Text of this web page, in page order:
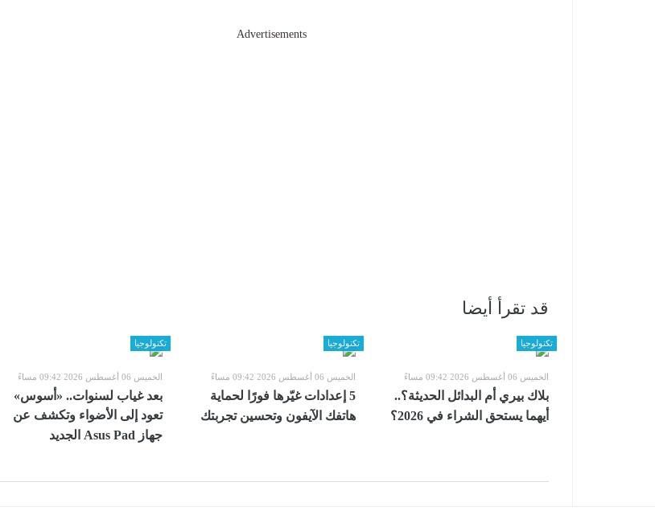
Advertisements
قد تقرأ أيضا
تكنولوجيا
الخميس 06 أغسطس 2026 09:42 مساءً
بلاك بيري أم البدائل الحديثة؟..
أيهما يستحق الشراء في 2026؟
تكنولوجيا
الخميس 06 أغسطس 2026 09:42 مساءً
5 إعدادات غيّرها فورًا لحماية
هاتفك الآيفون وتحسين تجربتك
تكنولوجيا
الخميس 06 أغسطس 2026 09:42 مساءً
بعد غياب لسنوات.. «أسوس»
تعود إلى الأضواء وتكشف عن
جهاز Asus Pad الجديد